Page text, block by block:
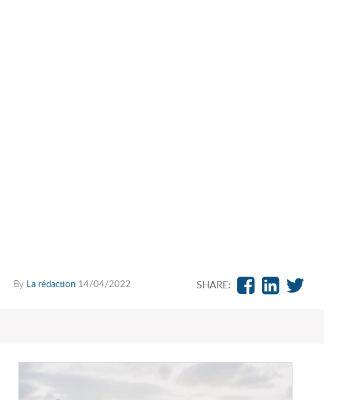
By La rédaction 14/04/2022 SHARE: